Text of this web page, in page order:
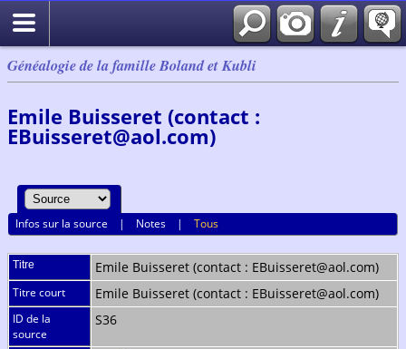
Généalogie de la famille Boland et Kubli
Emile Buisseret (contact :
EBuisseret@aol.com)
Infos sur la source | Notes |Tous
Titre Emile Buisseret (contact : EBuisseret@aol.com)
Titre court Emile Buisseret (contact : EBuisseret@aol.com)
ID de la
source
S36